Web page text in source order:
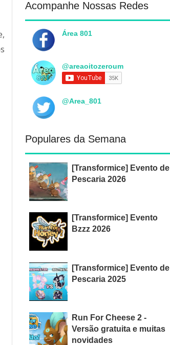
Acompanhe Nossas Redes
Área 801
@areaoitozeroum
@Area_801
Populares da Semana
[Transformice] Evento de
Pescaria 2026
[Transformice] Evento
Bzzz 2026
[Transformice] Evento de
Pescaria 2025
Run For Cheese 2 -
Versão gratuita e muitas
novidades